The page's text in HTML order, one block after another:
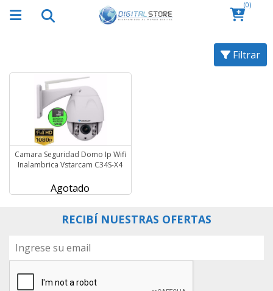
(0)
Filtrar
Camara Seguridad Domo Ip Wifi
Inalambrica Vstarcam C34S-X4
Agotado
RECIBÍ NUESTRAS OFERTAS